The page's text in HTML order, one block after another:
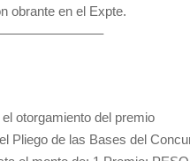
obrante en el Expte.
otorgamiento del premio
Pliego de las Bases del